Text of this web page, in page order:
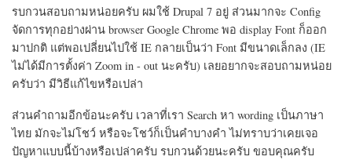
รบกวนสอบถามหน่อยครับ ผมใช้ Drupal 7 อยู่ ส่วนมากจะ Config
จัดการทุกอย่างผ่าน browser Google Chrome พอ display Font ก็ออก
มาปกติ แต่พอเปลี่ยนไปใช้ IE กลายเป็นว่า Font มีขนาดเล็กลง (IE
ไม่ได้มีการตั้งค่า Zoom in - out นะครับ) เลยอยากจะสอบถามหน่อย
ครับว่า มีวิธีแก้ไขหรือเปล่า
ส่วนคำถามอีกข้อนะครับ เวลาที่เรา Search หา wording เป็นภาษา
ไทย มักจะไม่โชว์ หรือจะโชว์ก็เป็นคำบางคำ ไม่ทราบว่าเคยเจอ
ปัญหาแบบนี้บ้างหรือเปล่าครับ รบกวนด้วยนะครับ ขอบคุณครับ